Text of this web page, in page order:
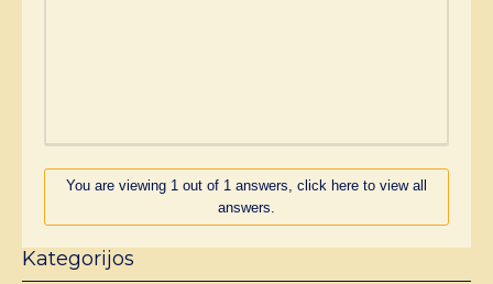
You are viewing 1 out of 1 answers, click here to view all
answers.
Kategorijos